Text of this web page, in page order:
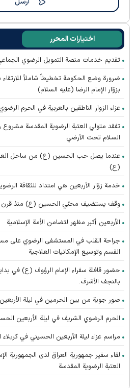
اختيارات المحرر
تقديم خدمات منصة التمويل الرضوي
ضرورة وضع الحكومة تخطيطاً شاملاً للارتقاء
بزوّار الإمام الرضا (عليه السلام)
عزاء الزوار الناطقين بالعربية في الحرم
تفقد متولي العتبة الرضوية المقدسة مشروع
السلام تحت الأرضي
عندما يصل حب الحسين (ع) من ساحل العاج
(ع)
خدمة زوّار الأربعين هي امتداد للثقافة
وقف يستضيف محبّي الحسين (ع) منذ قرن
الأربعين أكبر مظهر لتضامن الأمة الإسلامية
جراحة القلب في المستشفى الرضوي على
القسم وتوسيع الإمكانيات العلاجية
حضور قافلة سفراء الإمام الرؤوف (ع) في
بالنجف الأشرف.
صور جوية من بين الحرمين في ليلة
الحرم الرضوي الشریف في ليلة الأربعين
مراسم عزاء ليلة الأربعين الحسيني في كربلاء
لقاء سفير جمهورية العراق لدى الجمهورية
العتبة الرضوية المقدسة